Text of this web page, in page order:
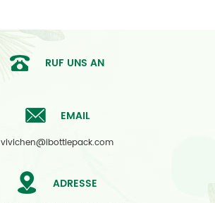
RUF UNS AN
EMAIL
vivichen@ibottlepack.com
ADRESSE